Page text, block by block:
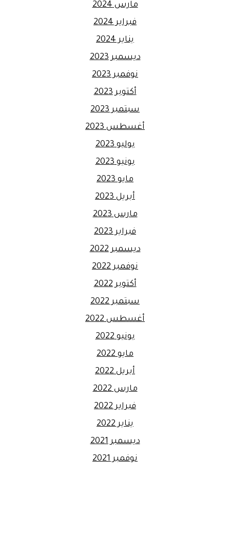
مارس 2024
فبراير 2024
يناير 2024
ديسمبر 2023
نوفمبر 2023
أكتوبر 2023
سبتمبر 2023
أغسطس 2023
يوليو 2023
يونيو 2023
مايو 2023
أبريل 2023
مارس 2023
فبراير 2023
ديسمبر 2022
نوفمبر 2022
أكتوبر 2022
سبتمبر 2022
أغسطس 2022
يونيو 2022
مايو 2022
أبريل 2022
مارس 2022
فبراير 2022
يناير 2022
ديسمبر 2021
نوفمبر 2021